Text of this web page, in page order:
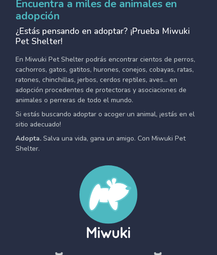
Encuentra a miles de animales en
adopción
¿Estás pensando en adoptar? ¡Prueba Miwuki
Pet Shelter!
En Miwuki Pet Shelter podrás encontrar cientos de perros,
cachorros, gatos, gatitos, hurones, conejos, cobayas, ratas,
ratones, chinchillas, jerbos, cerdos reptiles, aves... en
adopción procedentes de protectoras y asociaciones de
animales o perreras de todo el mundo.
Si estás buscando adoptar o acoger un animal, ¡estás en el
sitio adecuado!
Adopta. Salva una vida, gana un amigo. Con Miwuki Pet
Shelter.